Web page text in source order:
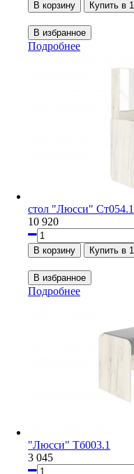
Подробнее
стол "Люсси" Ст054.1
10 920
Подробнее
"Люсси" Тб003.1
3 045